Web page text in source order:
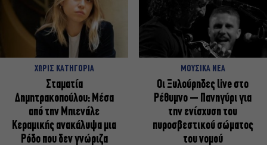
ΧΩΡΙΣ ΚΑΤΗΓΟΡΙΑ
Σταματία
Δημητρακοπούλου: Μέσα
από την Μπιενάλε
Κεραμικής ανακάλυψα μια
Ρόδο που δεν γνώριζα
ΜΟΥΣΙΚΑ ΝΕΑ
Οι Ξυλούρηδες live στο
Ρέθυμνο – Πανηγύρι για
την ενίσχυση του
πυροσβεστικού σώματος
του νομού